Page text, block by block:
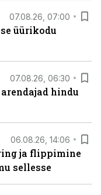
07.08.26, 07:00
üürikodu
07.08.26, 06:30
hindu
06.08.26, 14:06
ja flippimine
sellesse